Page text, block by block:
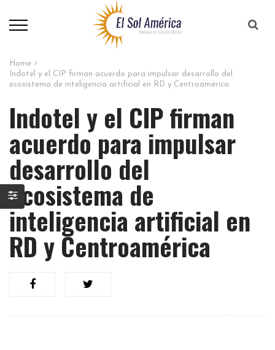
Home
Indotel y el CIP firman acuerdo para impulsar desarrollo del
ecosistema de inteligencia artificial en RD y Centroamérica
Indotel y el CIP firman
acuerdo para impulsar
desarrollo del
ecosistema de
inteligencia artificial en
RD y Centroamérica